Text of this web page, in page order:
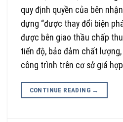
quy định quyền của bên
dựng “được thay đổi biện
được bên giao thầu chấp
tiến độ, bảo đảm chất
công trình trên cơ sở giá
CONTINUE READING →